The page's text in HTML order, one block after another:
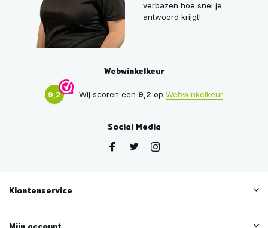
verbazen hoe snel je
antwoord krijgt!
Webwinkelkeur
9,2 Wij scoren een 9,2 op Webwinkelkeur
Social Media
Klantenservice